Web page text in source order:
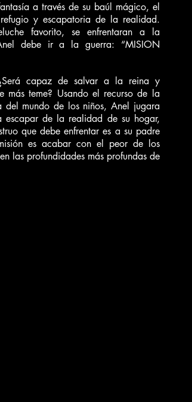
a través de su baúl mágico, el
y escapatoria de la realidad.
favorito, se enfrentaran a la
debe ir a la guerra: “MISION
capaz de salvar a la reina y
más teme? Usando el recurso de la
del mundo de los niños, Anel jugara
escapar de la realidad de su hogar,
que debe enfrentar es a su padre
es acabar con el peor de los
las profundidades más profundas de